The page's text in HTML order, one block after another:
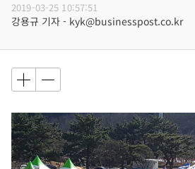
2019-03-25 10:57:51
강용규 기자 - kyk@businesspost.co.kr